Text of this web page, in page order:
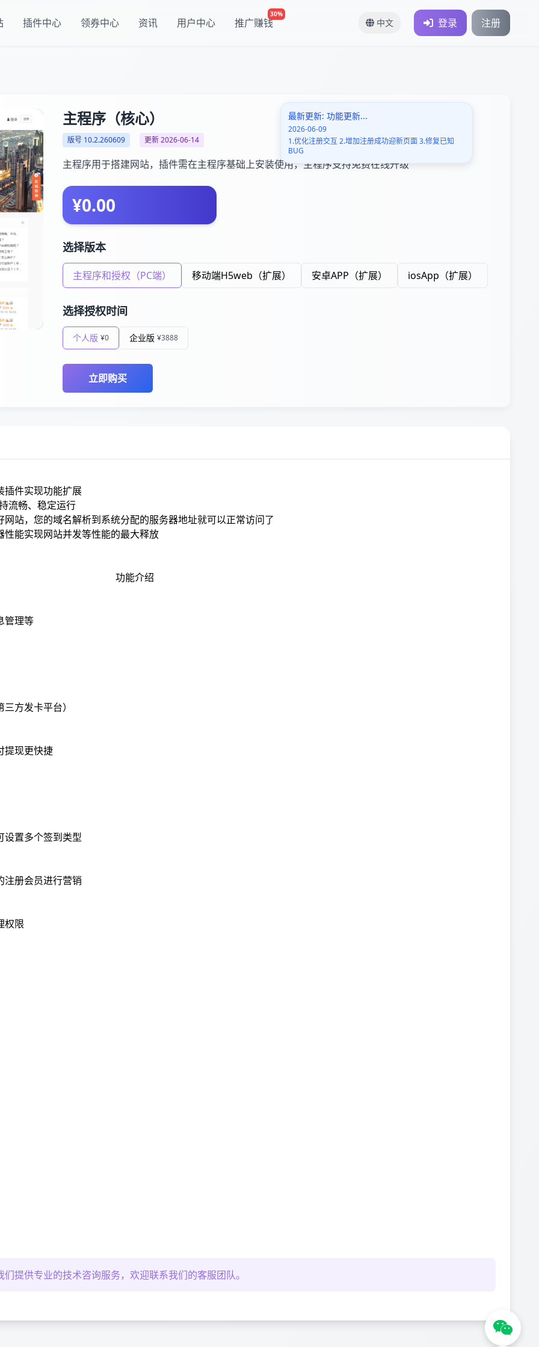
插件中心 领券中心 资讯 用户中心 推广赚钱
30%
中文 登录 注册
最新更新: 功能更新...
2026-06-09
1.优化注册交互 2.增加注册成功迎新页面 3.修复已知
BUG
主程序（核心）
版号 10.2.260609 更新 2026-06-14
主程序用于搭建网站，插件需在主程序基础上安装使用，主程序支持免费在线升级
¥0.00
选择版本
主程序和授权（PC端） 移动端H5web（扩展） 安卓APP（扩展） iosApp（扩展）
选择授权时间
个人版 ¥0 企业版 ¥3888
立即购买
插件实现功能扩展
流畅、稳定运行
站，您的域名解析到系统分配的服务器地址就可以正常访问了
能实现网站并发等性能的最大释放
功能介绍
管理等
方发卡平台）
提现更快捷
设置多个签到类型
注册会员进行营销
权限
提供专业的技术咨询服务，欢迎联系我们的客服团队。